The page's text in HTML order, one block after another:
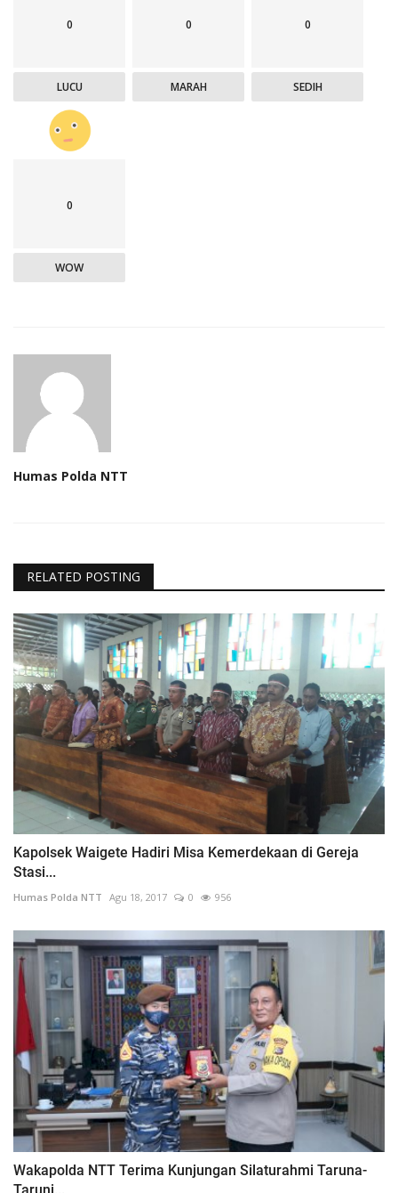
0
LUCU
0
MARAH
0
SEDIH
0
WOW
Humas Polda NTT
RELATED POSTING
Kapolsek Waigete Hadiri Misa Kemerdekaan di Gereja
Stasi...
Humas Polda NTT Agu 18, 2017 0 956
Wakapolda NTT Terima Kunjungan Silaturahmi Taruna-